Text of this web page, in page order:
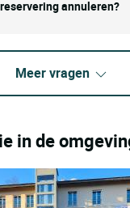
annuleren?
Meer vragen
in de